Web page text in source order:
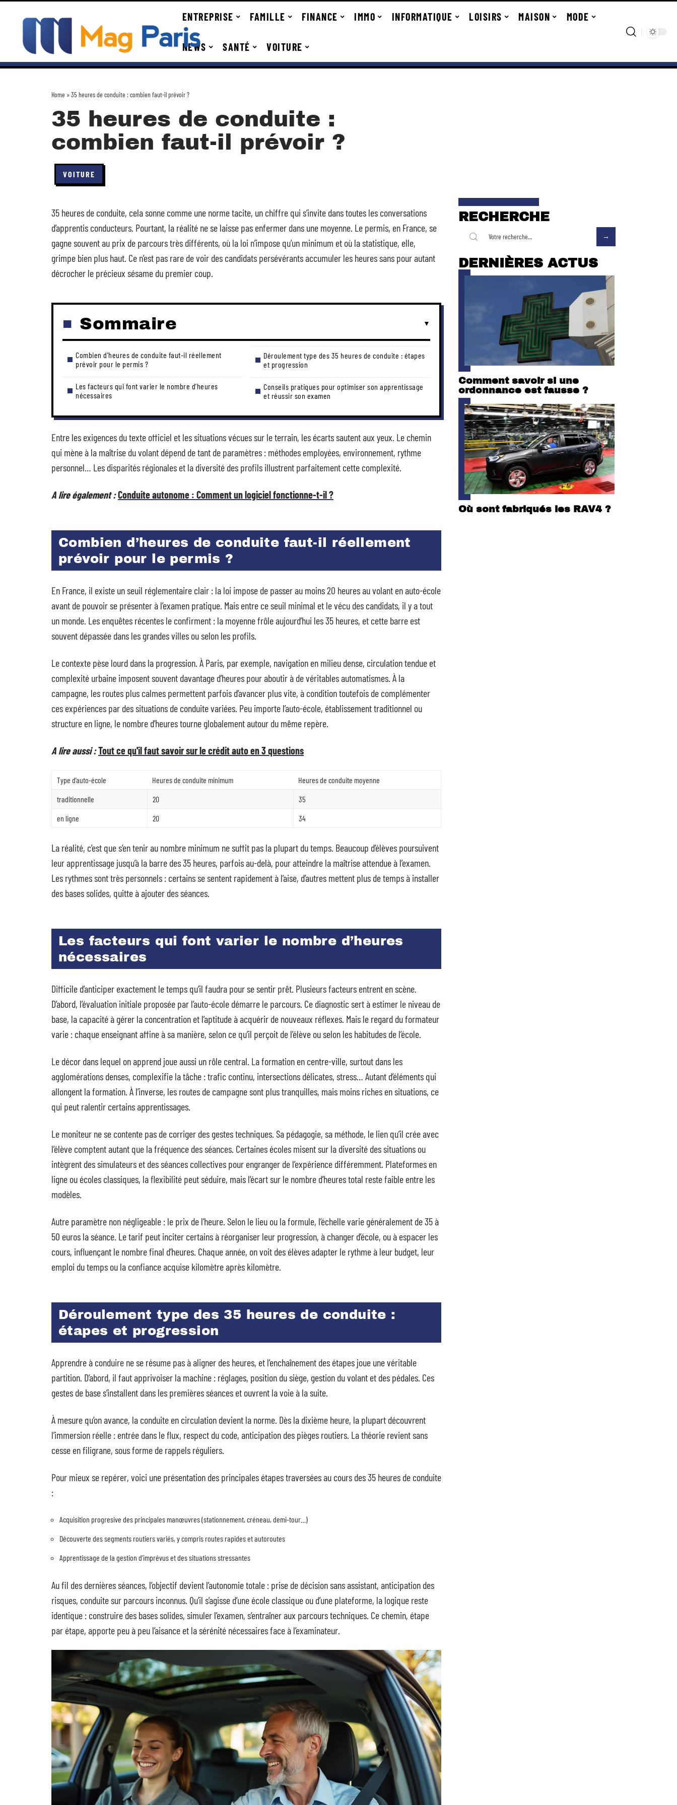
ENTREPRISE FAMILLE FINANCE IMMO INFORMATIQUE LOISIRS MAISON MODE
NEWS SANTÉ VOITURE
Home »35 heures de conduite : combien faut-il prévoir ?
35 heures de conduite :
combien faut-il prévoir ?
VOITURE
35 heures de conduite, cela sonne comme une norme tacite, un chiffre qui s’invite dans toutes les conversations
d’apprentis conducteurs. Pourtant, la réalité ne se laisse pas enfermer dans une moyenne. Le permis, en France, se
gagne souvent au prix de parcours très différents, où la loi n’impose qu’un minimum et où la statistique, elle,
grimpe bien plus haut. Ce n’est pas rare de voir des candidats persévérants accumuler les heures sans pour autant
décrocher le précieux sésame du premier coup.
Sommaire
Combien d’heures de conduite faut-il réellement
prévoir pour le permis ?
Les facteurs qui font varier le nombre d’heures
nécessaires
Déroulement type des 35 heures de conduite : étapes
et progression
Conseils pratiques pour optimiser son apprentissage
et réussir son examen
Entre les exigences du texte officiel et les situations vécues sur le terrain, les écarts sautent aux yeux. Le chemin
qui mène à la maîtrise du volant dépend de tant de paramètres : méthodes employées, environnement, rythme
personnel… Les disparités régionales et la diversité des profils illustrent parfaitement cette complexité.
A lire également :Conduite autonome : Comment un logiciel fonctionne-t-il ?
Combien d’heures de conduite faut-il réellement
prévoir pour le permis ?
En France, il existe un seuil réglementaire clair : la loi impose de passer au moins 20 heures au volant en auto-école
avant de pouvoir se présenter à l’examen pratique. Mais entre ce seuil minimal et le vécu des candidats, il y a tout
un monde. Les enquêtes récentes le confirment : la moyenne frôle aujourd’hui les 35 heures, et cette barre est
souvent dépassée dans les grandes villes ou selon les profils.
Le contexte pèse lourd dans la progression. À Paris, par exemple, navigation en milieu dense, circulation tendue et
complexité urbaine imposent souvent davantage d’heures pour aboutir à de véritables automatismes. À la
campagne, les routes plus calmes permettent parfois d’avancer plus vite, à condition toutefois de complémenter
ces expériences par des situations de conduite variées. Peu importe l’auto-école, établissement traditionnel ou
structure en ligne, le nombre d’heures tourne globalement autour du même repère.
A lire aussi :Tout ce qu'il faut savoir sur le crédit auto en 3 questions
Type d’auto-école Heures de conduite minimum
Heures de conduite moyenne
traditionnelle
20
35
en ligne
20 34
La réalité, c’est que s’en tenir au nombre minimum ne suffit pas la plupart du temps. Beaucoup d’élèves poursuivent
leur apprentissage jusqu’à la barre des 35 heures, parfois au-delà, pour atteindre la maîtrise attendue à l’examen.
Les rythmes sont très personnels : certains se sentent rapidement à l’aise, d’autres mettent plus de temps à installer
des bases solides, quitte à ajouter des séances.
Les facteurs qui font varier le nombre d’heures
nécessaires
Difficile d’anticiper exactement le temps qu’il faudra pour se sentir prêt. Plusieurs facteurs entrent en scène.
D’abord, l’évaluation initiale proposée par l’auto-école démarre le parcours. Ce diagnostic sert à estimer le niveau de
base, la capacité à gérer la concentration et l’aptitude à acquérir de nouveaux réflexes. Mais le regard du formateur
varie : chaque enseignant affine à sa manière, selon ce qu’il perçoit de l’élève ou selon les habitudes de l’école.
Le décor dans lequel on apprend joue aussi un rôle central. La formation en centre-ville, surtout dans les
agglomérations denses, complexifie la tâche : trafic continu, intersections délicates, stress… Autant d’éléments qui
allongent la formation. À l’inverse, les routes de campagne sont plus tranquilles, mais moins riches en situations, ce
qui peut ralentir certains apprentissages.
Le moniteur ne se contente pas de corriger des gestes techniques. Sa pédagogie, sa méthode, le lien qu’il crée avec
l’élève comptent autant que la fréquence des séances. Certaines écoles misent sur la diversité des situations ou
intègrent des simulateurs et des séances collectives pour engranger de l’expérience différemment. Plateformes en
ligne ou écoles classiques, la flexibilité peut séduire, mais l’écart sur le nombre d’heures total reste faible entre les
modèles.
Autre paramètre non négligeable : le prix de l’heure. Selon le lieu ou la formule, l’échelle varie généralement de 35 à
50 euros la séance. Le tarif peut inciter certains à réorganiser leur progression, à changer d’école, ou à espacer les
cours, influençant le nombre final d’heures. Chaque année, on voit des élèves adapter le rythme à leur budget, leur
emploi du temps ou la confiance acquise kilomètre après kilomètre.
Déroulement type des 35 heures de conduite :
étapes et progression
Apprendre à conduire ne se résume pas à aligner des heures, et l’enchaînement des étapes joue une véritable
partition. D’abord, il faut apprivoiser la machine : réglages, position du siège, gestion du volant et des pédales. Ces
gestes de base s’installent dans les premières séances et ouvrent la voie à la suite.
À mesure qu’on avance, la conduite en circulation devient la norme. Dès la dixième heure, la plupart découvrent
l’immersion réelle : entrée dans le flux, respect du code, anticipation des pièges routiers. La théorie revient sans
cesse en filigrane, sous forme de rappels réguliers.
Pour mieux se repérer, voici une présentation des principales étapes traversées au cours des 35 heures de conduite
:
Acquisition progresive des principales manœuvres (stationnement, créneau, demi-tour…)
Découverte des segments routiers variés, y compris routes rapides et autoroutes
Apprentissage de la gestion d’imprévus et des situations stressantes
Au fil des dernières séances, l’objectif devient l’autonomie totale : prise de décision sans assistant, anticipation des
risques, conduite sur parcours inconnus. Qu’il s’agisse d’une école classique ou d’une plateforme, la logique reste
identique : construire des bases solides, simuler l’examen, s’entraîner aux parcours techniques. Ce chemin, étape
par étape, apporte peu à peu l’aisance et la sérénité nécessaires face à l’examinateur.
RECHERCHE
DERNIÈRES ACTUS
Comment savoir si une
ordonnance est fausse ?
Où sont fabriqués les RAV4 ?